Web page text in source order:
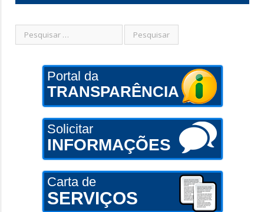
Portal da
TRANSPARÊNCIA
Solicitar
INFORMAÇÕES
Carta de
SERVIÇOS